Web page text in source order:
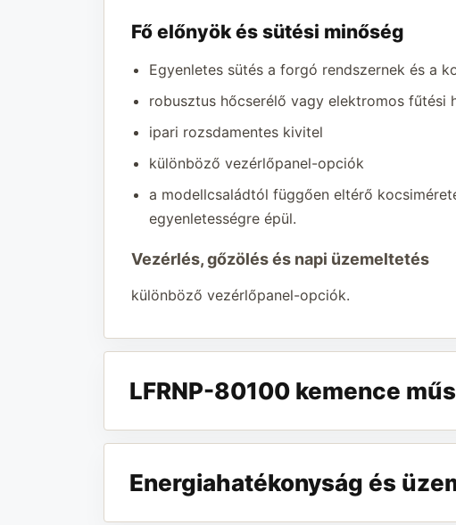
Fő előnyök és sütési minőség
Egyenletes sütés a forgó rendszernek és a
robusztus hőcserélő vagy elektromos fűtési
ipari rozsdamentes kivitel
különböző vezérlőpanel-opciók
a modellcsaládtól függően eltérő
egyenletességre épül.
Vezérlés, gőzölés és napi üzemeltetés
különböző vezérlőpanel-opciók.
LFRNP-80100 kemence
Energiahatékonyság és